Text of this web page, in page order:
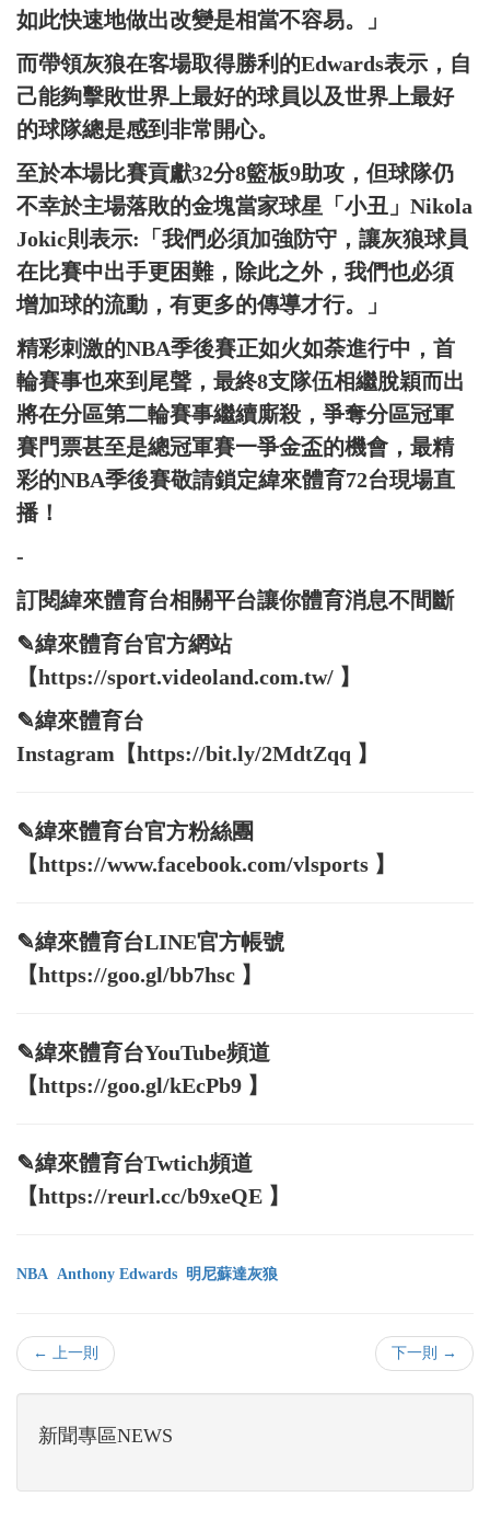
如此快速地做出改變是相當不容易。」
而帶領灰狼在客場取得勝利的Edwards表示，自
己能夠擊敗世界上最好的球員以及世界上最好
的球隊總是感到非常開心。
至於本場比賽貢獻32分8籃板9助攻，但球隊仍
不幸於主場落敗的金塊當家球星「小丑」Nikola
Jokic則表示:「我們必須加強防守，讓灰狼球員
在比賽中出手更困難，除此之外，我們也必須
增加球的流動，有更多的傳導才行。」
精彩刺激的NBA季後賽正如火如荼進行中，首
輪賽事也來到尾聲，最終8支隊伍相繼脫穎而出
將在分區第二輪賽事繼續廝殺，爭奪分區冠軍
賽門票甚至是總冠軍賽一爭金盃的機會，最精
彩的NBA季後賽敬請鎖定緯來體育72台現場直
播！
-
訂閱緯來體育台相關平台讓你體育消息不間斷
✎緯來體育台官方網站
【https://sport.videoland.com.tw/ 】
✎緯來體育台
Instagram【https://bit.ly/2MdtZqq 】
✎緯來體育台官方粉絲團
【https://www.facebook.com/vlsports 】
✎緯來體育台LINE官方帳號
【https://goo.gl/bb7hsc 】
✎緯來體育台YouTube頻道
【https://goo.gl/kEcPb9 】
✎緯來體育台Twtich頻道
【https://reurl.cc/b9xeQE 】
NBA Anthony Edwards 明尼蘇達灰狼
← 上一則 下一則 →
新聞專區NEWS